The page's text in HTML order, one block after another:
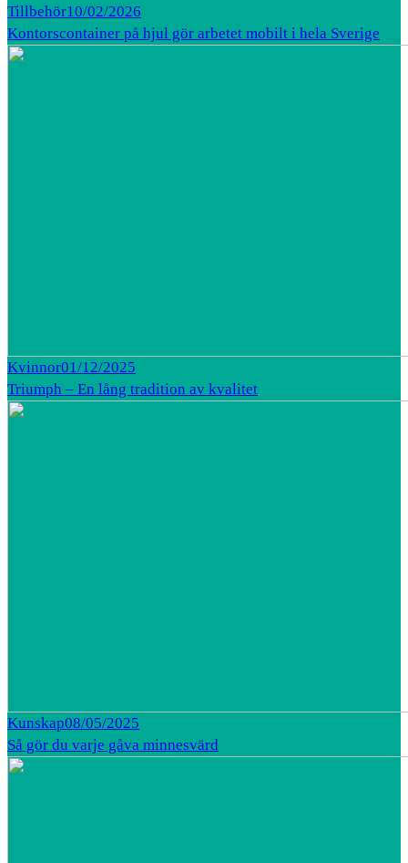
Tillbehör10/02/2026
Kontorscontainer på hjul gör arbetet mobilt i hela Sverige
Kvinnor01/12/2025
Triumph – En lång tradition av kvalitet
Kunskap08/05/2025
Så gör du varje gåva minnesvärd